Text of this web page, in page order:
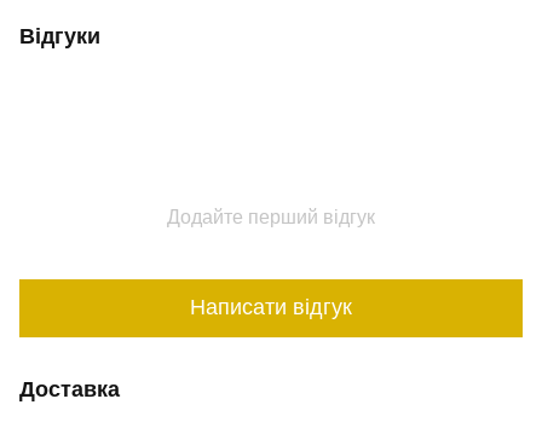
Відгуки
Додайте перший відгук
Написати відгук
Доставка